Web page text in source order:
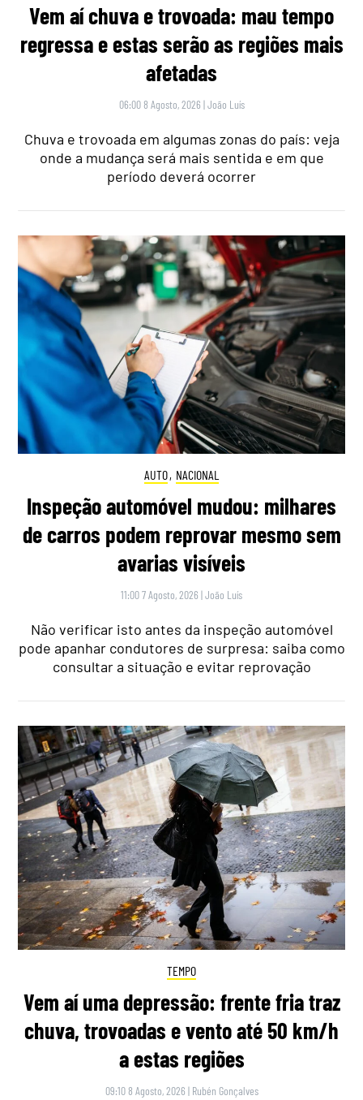
Vem aí chuva e trovoada: mau tempo
regressa e estas serão as regiões mais
afetadas
06:00 8 Agosto, 2026 |João Luís
Chuva e trovoada em algumas zonas do país: veja
onde a mudança será mais sentida e em que
período deverá ocorrer
AUTO, NACIONAL
Inspeção automóvel mudou: milhares
de carros podem reprovar mesmo sem
avarias visíveis
11:00 7 Agosto, 2026 |João Luís
Não verificar isto antes da inspeção automóvel
pode apanhar condutores de surpresa: saiba como
consultar a situação e evitar reprovação
TEMPO
Vem aí uma depressão: frente fria traz
chuva, trovoadas e vento até 50 km/h
a estas regiões
09:10 8 Agosto, 2026 | Rubén Gonçalves